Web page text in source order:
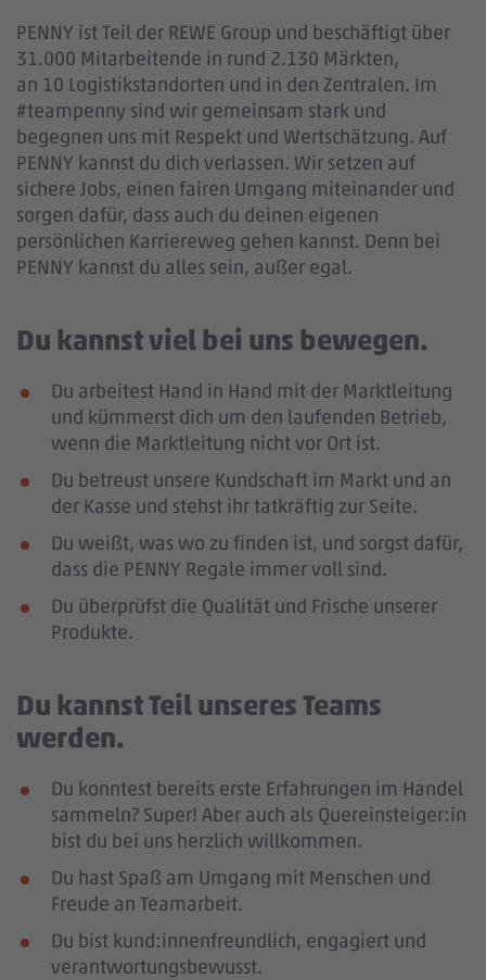
PENNY ist Teil der REWE Group und beschäftigt über
31.000 Mitarbeitende in rund 2.130 Märkten,
an 10 Logistikstandorten und in den Zentralen. Im
#teampenny sind wir gemeinsam stark und
begegnen uns mit Respekt und Wertschätzung. Auf
PENNY kannst du dich verlassen. Wir setzen auf
sichere Jobs, einen fairen Umgang miteinander und
sorgen dafür, dass auch du deinen eigenen
persönlichen Karriereweg gehen kannst. Denn bei
PENNY kannst du alles sein, außer egal.
Du kannst viel bei uns bewegen.
Du arbeitest Hand in Hand mit der Marktleitung
und kümmerst dich um den laufenden Betrieb,
wenn die Marktleitung nicht vor Ort ist.
Du betreust unsere Kundschaft im Markt und an
der Kasse und stehst ihr tatkräftig zur Seite.
Du weißt, was wo zu finden ist, und sorgst dafür,
dass die PENNY Regale immer voll sind.
Du überprüfst die Qualität und Frische unserer
Produkte.
Du kannst Teil unseres Teams
werden.
Du konntest bereits erste Erfahrungen im Handel
sammeln? Super! Aber auch als Quereinsteiger:in
bist du bei uns herzlich willkommen.
Du hast Spaß am Umgang mit Menschen und
Freude an Teamarbeit.
Du bist kund:innenfreundlich, engagiert und
verantwortungsbewusst.